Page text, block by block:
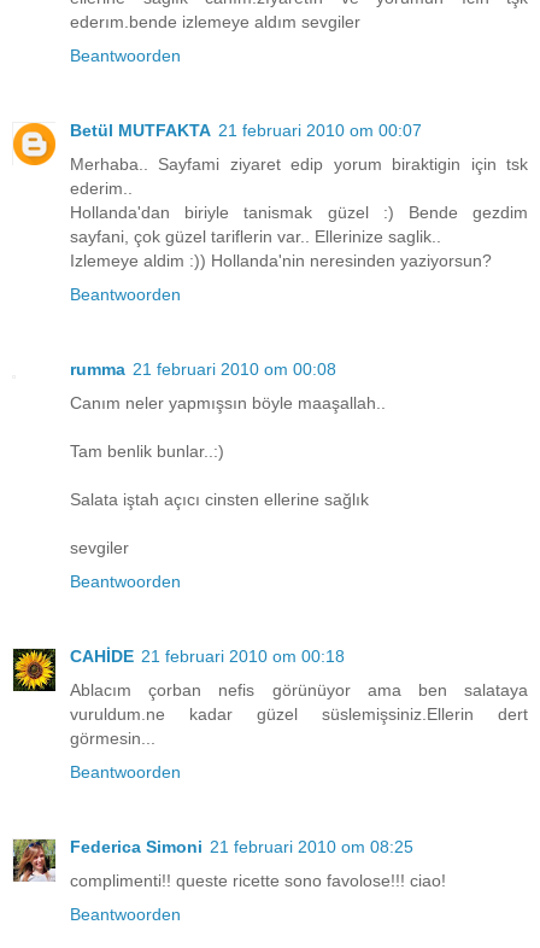
ederım.bende izlemeye aldım sevgiler
Beantwoorden
Betül MUTFAKTA 21 februari 2010 om 00:07
Merhaba.. Sayfami ziyaret edip yorum biraktigin için tsk
ederim..
Hollanda'dan biriyle tanismak güzel :) Bende gezdim
sayfani, çok güzel tariflerin var.. Ellerinize saglik..
Izlemeye aldim :)) Hollanda'nin neresinden yaziyorsun?
Beantwoorden
rumma 21 februari 2010 om 00:08
Canım neler yapmışsın böyle maaşallah..
Tam benlik bunlar..:)
Salata iştah açıcı cinsten ellerine sağlık
sevgiler
Beantwoorden
CAHİDE 21 februari 2010 om 00:18
Ablacım çorban nefis görünüyor ama ben salataya
vuruldum.ne kadar güzel süslemişsiniz.Ellerin dert
görmesin...
Beantwoorden
Federica Simoni 21 februari 2010 om 08:25
complimenti!! queste ricette sono favolose!!! ciao!
Beantwoorden